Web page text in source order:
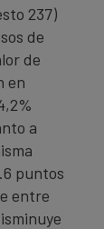
237)
de
de
en
a
puntos
entre